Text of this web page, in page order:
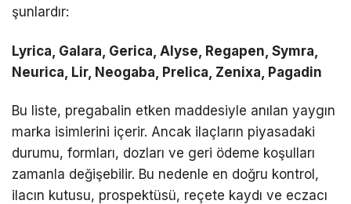
şunlardır:
Lyrica, Galara, Gerica, Alyse, Regapen, Symra,
Neurica, Lir, Neogaba, Prelica, Zenixa, Pagadin
Bu liste, pregabalin etken maddesiyle anılan yaygın
marka isimlerini içerir. Ancak ilaçların piyasadaki
durumu, formları, dozları ve geri ödeme koşulları
zamanla değişebilir. Bu nedenle en doğru kontrol,
ilacın kutusu, prospektüsü, reçete kaydı ve eczacı